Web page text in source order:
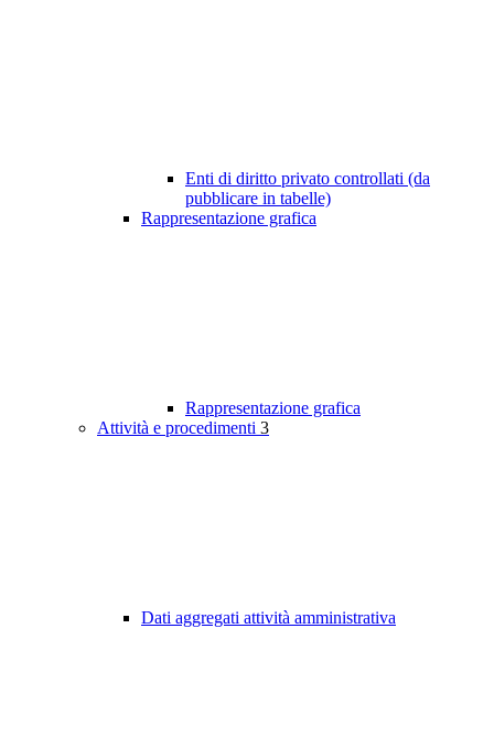
Enti di diritto privato controllati (da
pubblicare in tabelle)
Rappresentazione grafica
Rappresentazione grafica
Attività e procedimenti 3
Dati aggregati attività amministrativa